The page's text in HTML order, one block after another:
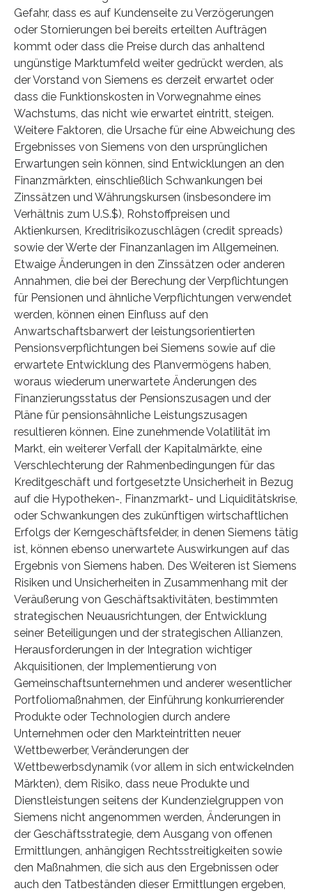
Gefahr, dass es auf Kundenseite zu Verzögerungen
oder Stornierungen bei bereits erteilten Aufträgen
kommt oder dass die Preise durch das anhaltend
ungünstige Marktumfeld weiter gedrückt werden, als
der Vorstand von Siemens es derzeit erwartet oder
dass die Funktionskosten in Vorwegnahme eines
Wachstums, das nicht wie erwartet eintritt, steigen.
Weitere Faktoren, die Ursache für eine Abweichung des
Ergebnisses von Siemens von den ursprünglichen
Erwartungen sein können, sind Entwicklungen an den
Finanzmärkten, einschließlich Schwankungen bei
Zinssätzen und Währungskursen (insbesondere im
Verhältnis zum U.S.$), Rohstoffpreisen und
Aktienkursen, Kreditrisikozuschlägen (credit spreads)
sowie der Werte der Finanzanlagen im Allgemeinen.
Etwaige Änderungen in den Zinssätzen oder anderen
Annahmen, die bei der Berechung der Verpflichtungen
für Pensionen und ähnliche Verpflichtungen verwendet
werden, können einen Einfluss auf den
Anwartschaftsbarwert der leistungsorientierten
Pensionsverpflichtungen bei Siemens sowie auf die
erwartete Entwicklung des Planvermögens haben,
woraus wiederum unerwartete Änderungen des
Finanzierungsstatus der Pensionszusagen und der
Pläne für pensionsähnliche Leistungszusagen
resultieren können. Eine zunehmende Volatilität im
Markt, ein weiterer Verfall der Kapitalmärkte, eine
Verschlechterung der Rahmenbedingungen für das
Kreditgeschäft und fortgesetzte Unsicherheit in Bezug
auf die Hypotheken-, Finanzmarkt- und Liquiditätskrise,
oder Schwankungen des zukünftigen wirtschaftlichen
Erfolgs der Kerngeschäftsfelder, in denen Siemens tätig
ist, können ebenso unerwartete Auswirkungen auf das
Ergebnis von Siemens haben. Des Weiteren ist Siemens
Risiken und Unsicherheiten in Zusammenhang mit der
Veräußerung von Geschäftsaktivitäten, bestimmten
strategischen Neuausrichtungen, der Entwicklung
seiner Beteiligungen und der strategischen Allianzen,
Herausforderungen in der Integration wichtiger
Akquisitionen, der Implementierung von
Gemeinschaftsunternehmen und anderer wesentlicher
Portfoliomaßnahmen, der Einführung konkurrierender
Produkte oder Technologien durch andere
Unternehmen oder den Markteintritten neuer
Wettbewerber, Veränderungen der
Wettbewerbsdynamik (vor allem in sich entwickelnden
Märkten), dem Risiko, dass neue Produkte und
Dienstleistungen seitens der Kundenzielgruppen von
Siemens nicht angenommen werden, Änderungen in
der Geschäftsstrategie, dem Ausgang von offenen
Ermittlungen, anhängigen Rechtsstreitigkeiten sowie
den Maßnahmen, die sich aus den Ergebnissen oder
auch den Tatbeständen dieser Ermittlungen ergeben,